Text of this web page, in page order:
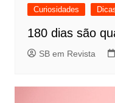
Curiosidades
180 dias são
SB em Revista